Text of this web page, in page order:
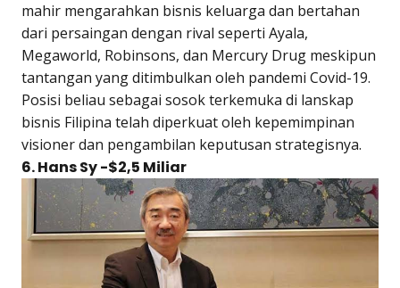
mahir mengarahkan bisnis keluarga dan bertahan
dari persaingan dengan rival seperti Ayala,
Megaworld, Robinsons, dan Mercury Drug meskipun
tantangan yang ditimbulkan oleh pandemi Covid-19.
Posisi beliau sebagai sosok terkemuka di lanskap
bisnis Filipina telah diperkuat oleh kepemimpinan
visioner dan pengambilan keputusan strategisnya.
6. Hans Sy -$2,5 Miliar